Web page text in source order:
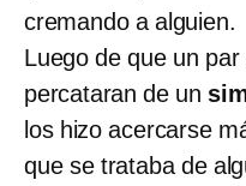
cremando a alguien.
Luego de que un
percataran de un
los hizo acercarse
que se trataba de